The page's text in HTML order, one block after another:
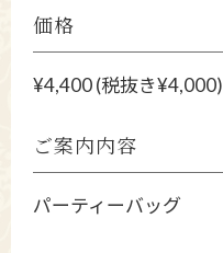
価格
¥4,400 (税抜き¥4,000)
ご案内内容
パーティーバッグ